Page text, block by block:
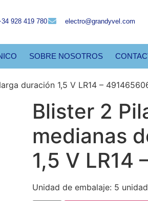
928 419 780 electro@grandyvel.com
SOBRE NOSOTROS
duración 1,5 V LR14 –
Blister 2
medianas
1,5 V LR14
Unidad de embalaje: 5